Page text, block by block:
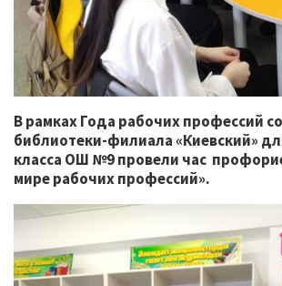
В рамках Года рабочих профессий
библиотеки-филиала «Киевский»
класса ОШ №9 провели час
мире рабочих профессий».